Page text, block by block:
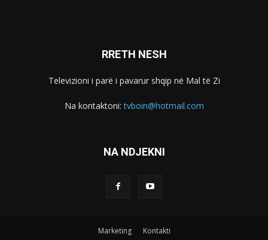
RRETH NESH
Televizioni i parë i pavarur shqip në Mal të Zi
Na kontaktoni:tvboin@hotmail.com
NA NDJEKNI
Marketing Kontakti